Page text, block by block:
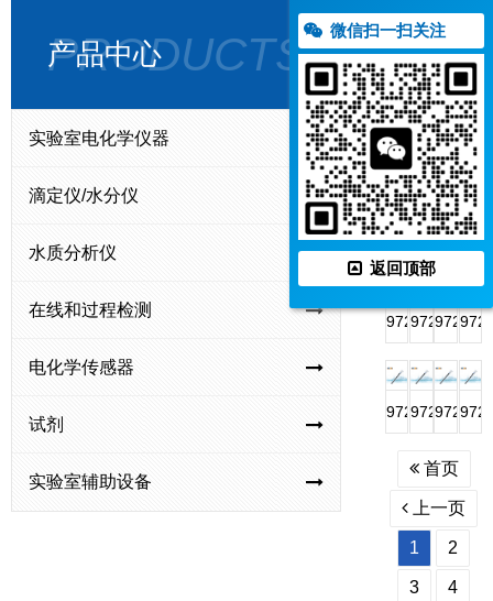
产品中心
PRODUCTS
实验室电化学仪器
滴定仪/水分仪
水质分析仪
在线和过程检测
电化学传感器
试剂
实验室辅助设备
PF-
202-
C
氟
离
子
复
合
电
极
PCU-
1-
01
铜
离
子
电
极
PCN-
1-
01
氰
离
子
电
极
01
型
高
氯
酸
根
子
极
PCl-
1-
01
氯
离
子
电
极
PCa-
1-
01
钙
离
子
电
极
PBr-
1-
01
溴
离
子
电
极
1-
01
氟
硼
酸
根
离
子
PAg/S-
1-
01
银
硫
离
子
电
972207
钠
离
子
复
合
电
极
972150
氯
电
极
气
敏
复
合
电
极
972126
氯
酸
根
972125
硼
酸
离
子
电
极
972124
离
子
复
合
极
酸
根
离
合
972122
复
972121
离
子
合
电
972106
离
子
合
电
子
首页
上一页
1 2
3 4
微信扫一扫关注
返回顶部